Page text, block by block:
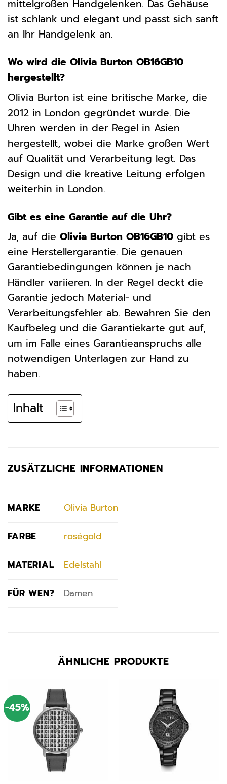
mittelgroßen Handgelenken. Das Gehäuse
ist schlank und elegant und passt sich sanft
an Ihr Handgelenk an.
Wo wird die Olivia Burton OB16GB10
hergestellt?
Olivia Burton ist eine britische Marke, die
2012 in London gegründet wurde. Die
Uhren werden in der Regel in Asien
hergestellt, wobei die Marke großen Wert
auf Qualität und Verarbeitung legt. Das
Design und die kreative Leitung erfolgen
weiterhin in London.
Gibt es eine Garantie auf die Uhr?
Ja, auf die Olivia Burton OB16GB10 gibt es
eine Herstellergarantie. Die genauen
Garantiebedingungen können je nach
Händler variieren. In der Regel deckt die
Garantie jedoch Material- und
Verarbeitungsfehler ab. Bewahren Sie den
Kaufbeleg und die Garantiekarte gut auf,
um im Falle eines Garantieanspruchs alle
notwendigen Unterlagen zur Hand zu
haben.
Inhalt
ZUSÄTZLICHE INFORMATIONEN
MARKE Olivia Burton
FARBE roségold
MATERIAL Edelstahl
FÜR WEN? Damen
ÄHNLICHE PRODUKTE
-45%